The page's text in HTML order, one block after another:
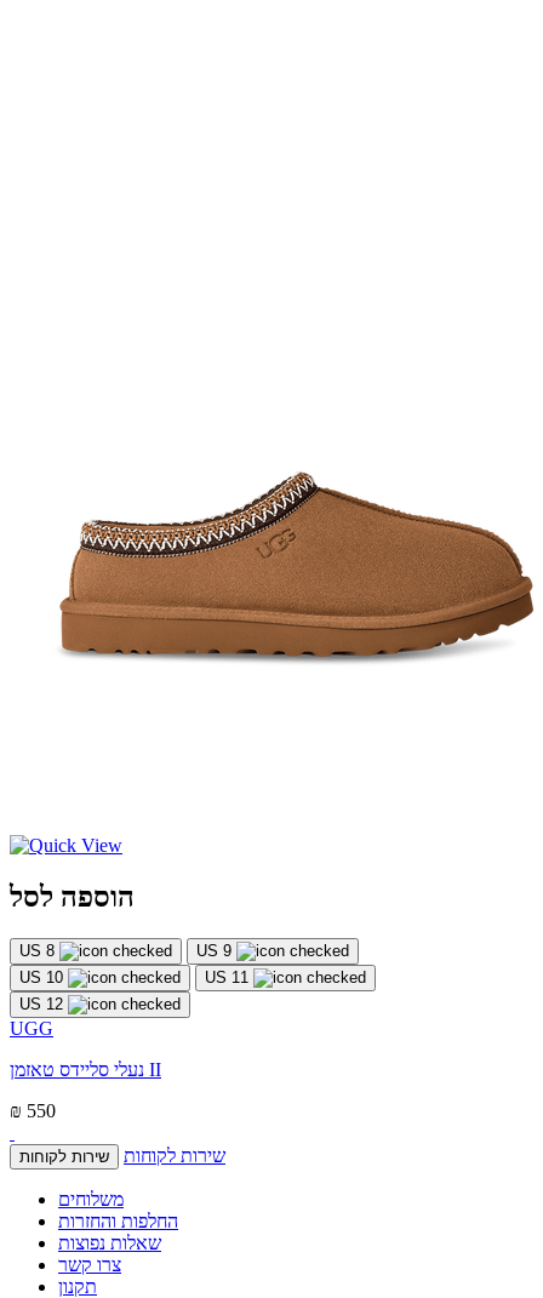
הוספה לסל
US 8
US 9
US 10
US 11
US 12
UGG
נעלי סליידס טאזמן II
₪ 550
שירות לקוחות שירות לקוחות
משלוחים
החלפות והחזרות
שאלות נפוצות
צרו קשר
תקנון